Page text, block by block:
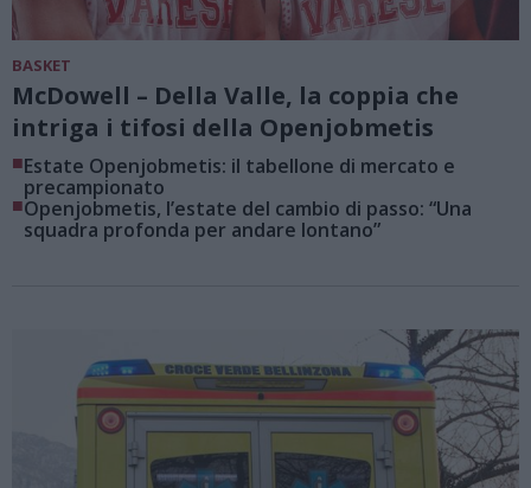
BASKET
McDowell – Della Valle, la coppia che
intriga i tifosi della Openjobmetis
■Estate Openjobmetis: il tabellone di mercato e
precampionato
■Openjobmetis, l’estate del cambio di passo: “Una
squadra profonda per andare lontano”